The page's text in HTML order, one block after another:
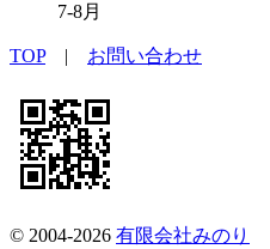
7-8月
TOP| お問い合わせ
© 2004-2026 有限会社みのり